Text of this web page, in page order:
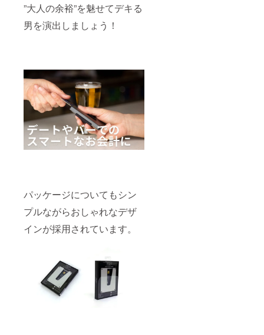
”大人の余裕”を魅せてデキる
男を演出しましょう！
パッケージについてもシン
プルながらおしゃれなデザ
インが採用されています。